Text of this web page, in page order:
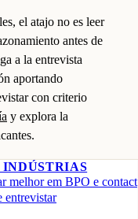
el atajo no es leer
antes de
a la entrevista
aportando
con criterio
y explora la
INDÚSTRIAS
melhor em BPO e contact
entrevistar